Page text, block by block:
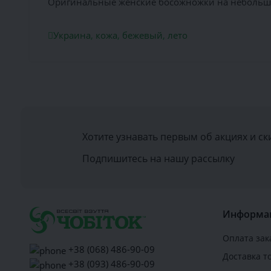
Украина, кожа, бежевый, лето
Хотите узнавать первым об акциях и
Подпишитесь на нашу рассылку
+38 (068) 486-90-09
+38 (093) 486-90-09
Оплата
Доставка